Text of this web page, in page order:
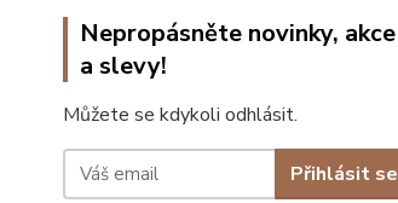
Nepropásněte novinky, akce
a slevy!
Můžete se kdykoli odhlásit.
Přihlásit se